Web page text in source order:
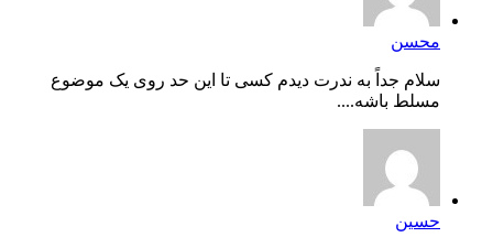
محسن
سلام جداً به ندرت دیدم کسی تا این حد روی یک موضوع
مسلط باشه....
حسین